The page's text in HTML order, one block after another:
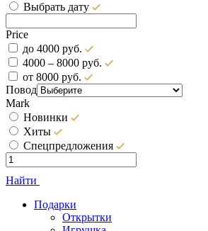
Выбрать дату
Price
до 4000 руб.
4000 – 8000 руб.
от 8000 руб.
Повод
Mark
Новинки
Хиты
Спецпредложения
Найти
Подарки
Открытки